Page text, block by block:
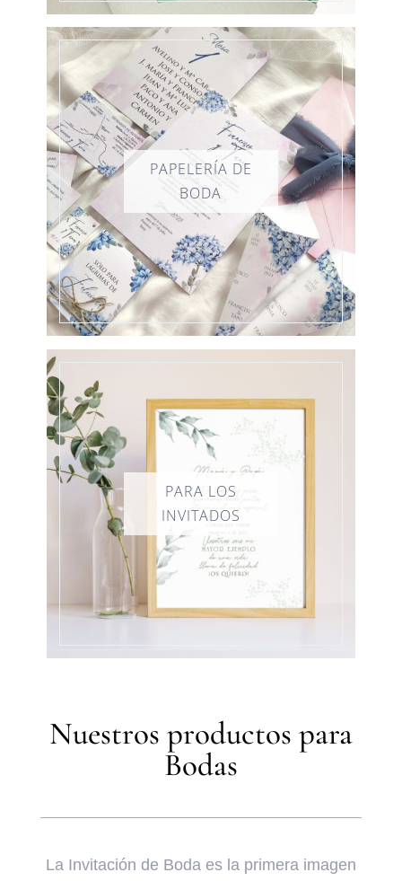
Nuestros productos para
Bodas
La Invitación de Boda es la primera imagen